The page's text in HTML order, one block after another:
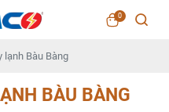
0
lạnh Bàu Bàng
BÀU BÀNG